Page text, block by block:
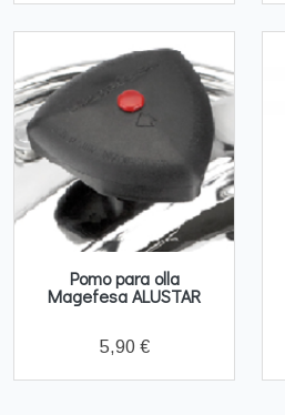
Pomo para olla
Magefesa ALUSTAR
5,90 €